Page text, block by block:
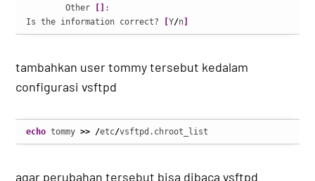
	Other
:
Is the information correct?
[Y/n
tambahkan user tommy tersebut kedalam
configurasi vsftpd
echo tommy >> /etc/vsftpd.chroot_list
agar perubahan tersebut bisa dibaca vsftpd